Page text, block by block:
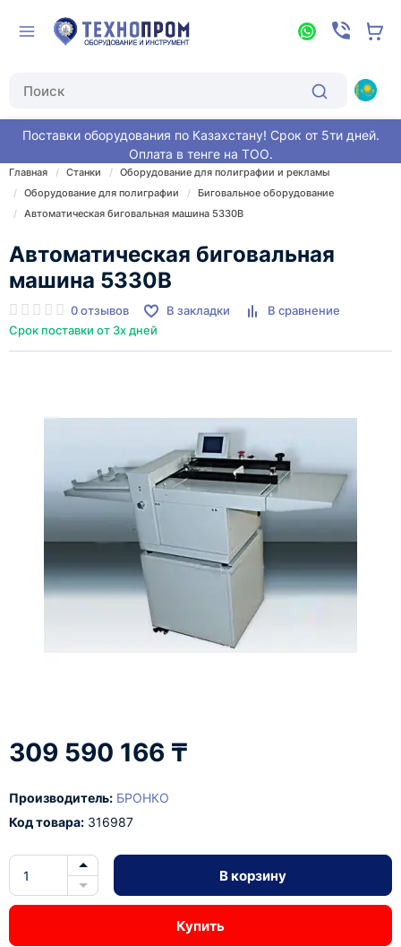
Поставки оборудования по Казахстану! Срок от 5ти дней.
Оплата в тенге на ТОО.
Главная Станки
Оборудование для полиграфии и рекламы
Оборудование для полиграфии
Биговальное оборудование
Автоматическая биговальная машина 5330B
Автоматическая биговальная
машина 5330B
0 отзывов В закладки
В сравнение
Срок поставки от 3х дней
309 590 166 ₸
Производитель: БРОНКО
Код товара: 316987
В корзину
Купить